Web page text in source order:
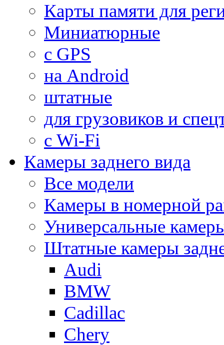
Карты памяти для
Миниатюрные
с GPS
на Android
штатные
для грузовиков и
с Wi-Fi
Камеры заднего вида
Все модели
Камеры в номерной
Универсальные
Штатные камеры
Audi
BMW
Cadillac
Chery